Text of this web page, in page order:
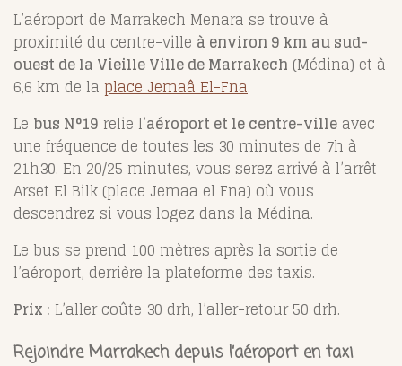
L’aéroport de Marrakech Menara se trouve à
proximité du centre-ville à environ 9 km au sud-
ouest de la Vieille Ville de Marrakech (Médina) et à
6,6 km de la place Jemaâ El-Fna.
Le bus N°19 relie l’aéroport et le centre-ville avec
une fréquence de toutes les 30 minutes de 7h à
21h30. En 20/25 minutes, vous serez arrivé à l’arrêt
Arset El Bilk (place Jemaa el Fna) où vous
descendrez si vous logez dans la Médina.
Le bus se prend 100 mètres après la sortie de
l’aéroport, derrière la plateforme des taxis.
Prix : L’aller coûte 30 drh, l’aller-retour 50 drh.
Rejoindre Marrakech depuis l’aéroport en taxi